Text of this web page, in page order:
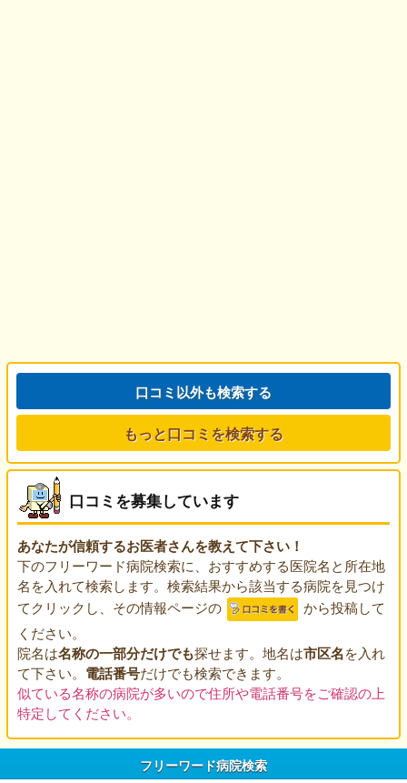
口コミ以外も検索する
もっと口コミを検索する
口コミを募集しています
あなたが信頼するお医者さんを教えて下さい！
下のフリーワード病院検索に、おすすめする医院名と所在地
名を入れて検索します。検索結果から該当する病院を見つけ
てクリックし、その情報ページの
から投稿して
ください。
院名は名称の一部分だけでも探せます。地名は市区名を入れ
て下さい。 電話番号だけでも検索できます。
似ている名称の病院が多いので住所や電話番号をご確認の上
特定してください。
フリーワード病院検索